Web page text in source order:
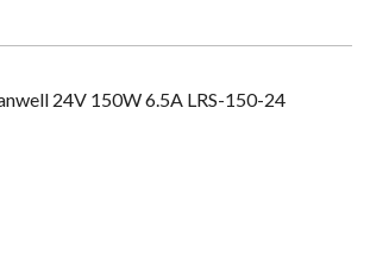
24V 150W 6.5A LRS-150-24